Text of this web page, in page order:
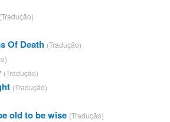
(Tradução)
Of Death (Tradução)
(Tradução)
(Tradução)
old to be wise (Tradução)